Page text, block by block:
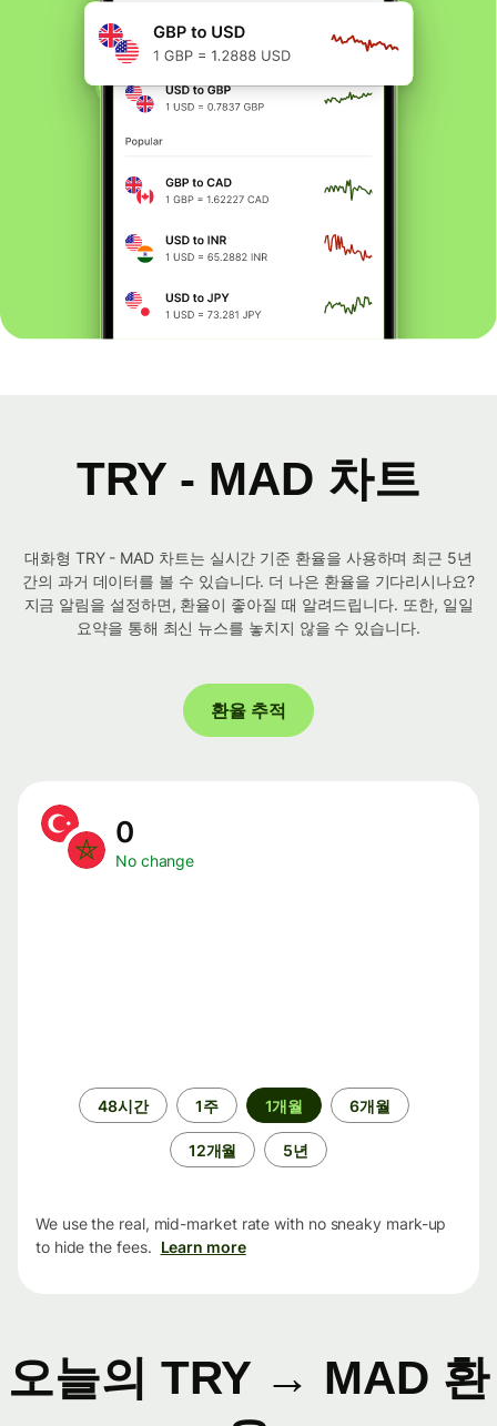
TRY - MAD 차트
대화형 TRY - MAD 차트는 실시간 기준 환율을 사용하며 최근 5년
간의 과거 데이터를 볼 수 있습니다. 더 나은 환율을 기다리시나요?
지금 알림을 설정하면, 환율이 좋아질 때 알려드립니다. 또한, 일일
요약을 통해 최신 뉴스를 놓치지 않을 수 있습니다.
환율 추적
0
No change
48시간 1주 1개월 6개월
12개월 5년
We use the real, mid-market rate with no sneaky mark-up
to hide the fees. Learn more
오늘의 TRY → MAD 환